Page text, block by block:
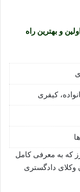
و بهترین راه
کیفری
که به معرفی کامل
وکلای دادگستری